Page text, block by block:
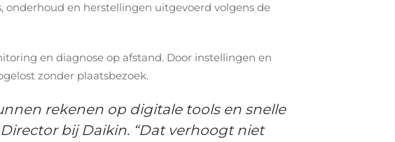
en herstellingen uitgevoerd volgens de
en diagnose op afstand. Door instellingen en
zonder plaatsbezoek.
rekenen op digitale tools en snelle
bij Daikin. “Dat verhoogt niet